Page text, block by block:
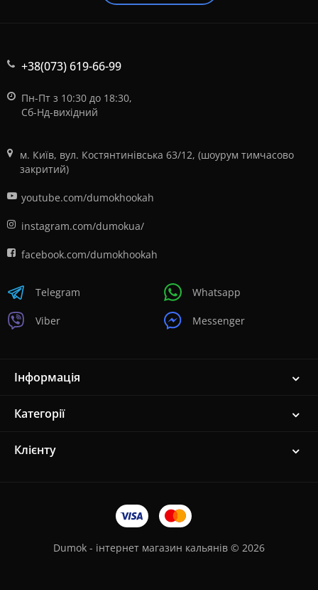
+38(073) 619-66-99
Пн-Пт з 10:30 до 18:30,
Сб-Нд-вихідний
м. Київ, вул. Костянтинівська 63/12, (шоурум тимчасово
закритий)
youtube.com/dumokhookah
instagram.com/dumokua/
facebook.com/dumokhookah
Telegram
Viber
Whatsapp
Messenger
Інформація
Категорії
Клієнту
Dumok - інтернет магазин кальянів © 2026